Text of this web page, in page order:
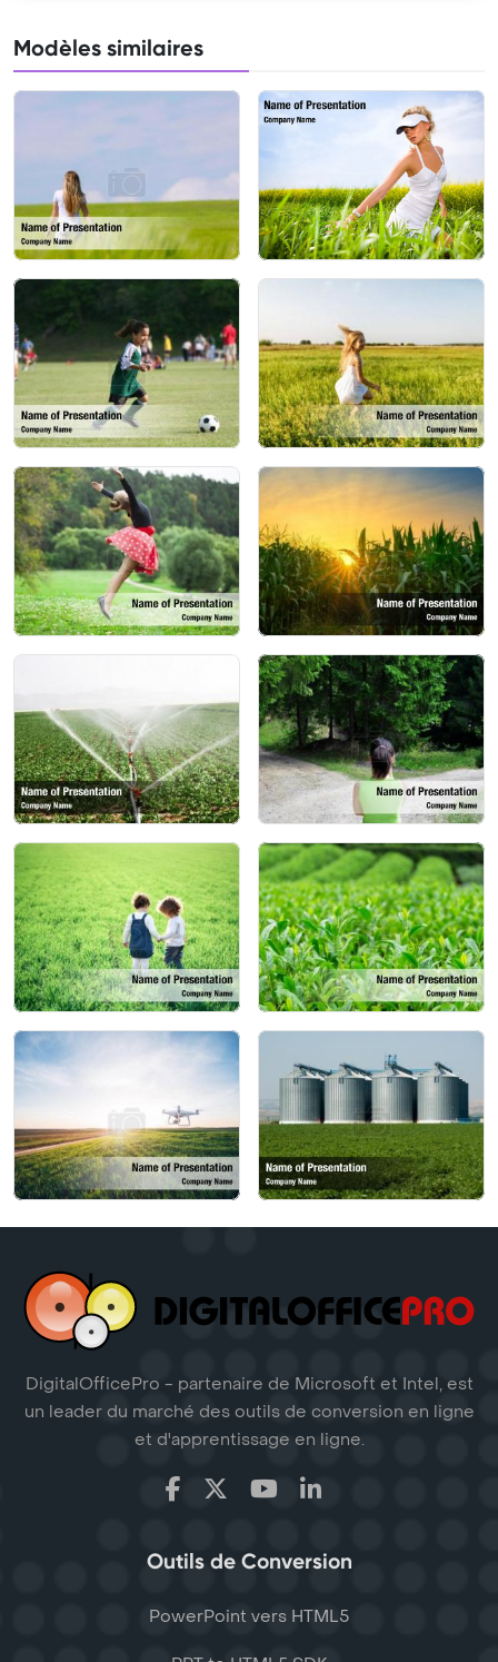
Modèles similaires
DigitalOfficePro - partenaire de Microsoft et Intel, est
un leader du marché des outils de conversion en ligne
et d'apprentissage en ligne.
Outils de Conversion
PowerPoint vers HTML5